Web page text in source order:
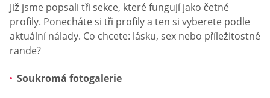
Již jsme popsali tři sekce, které fungují jako četné
profily. Ponecháte si tři profily a ten si vyberete podle
aktuální nálady. Co chcete: lásku, sex nebo příležitostné
rande?
Soukromá fotogalerie